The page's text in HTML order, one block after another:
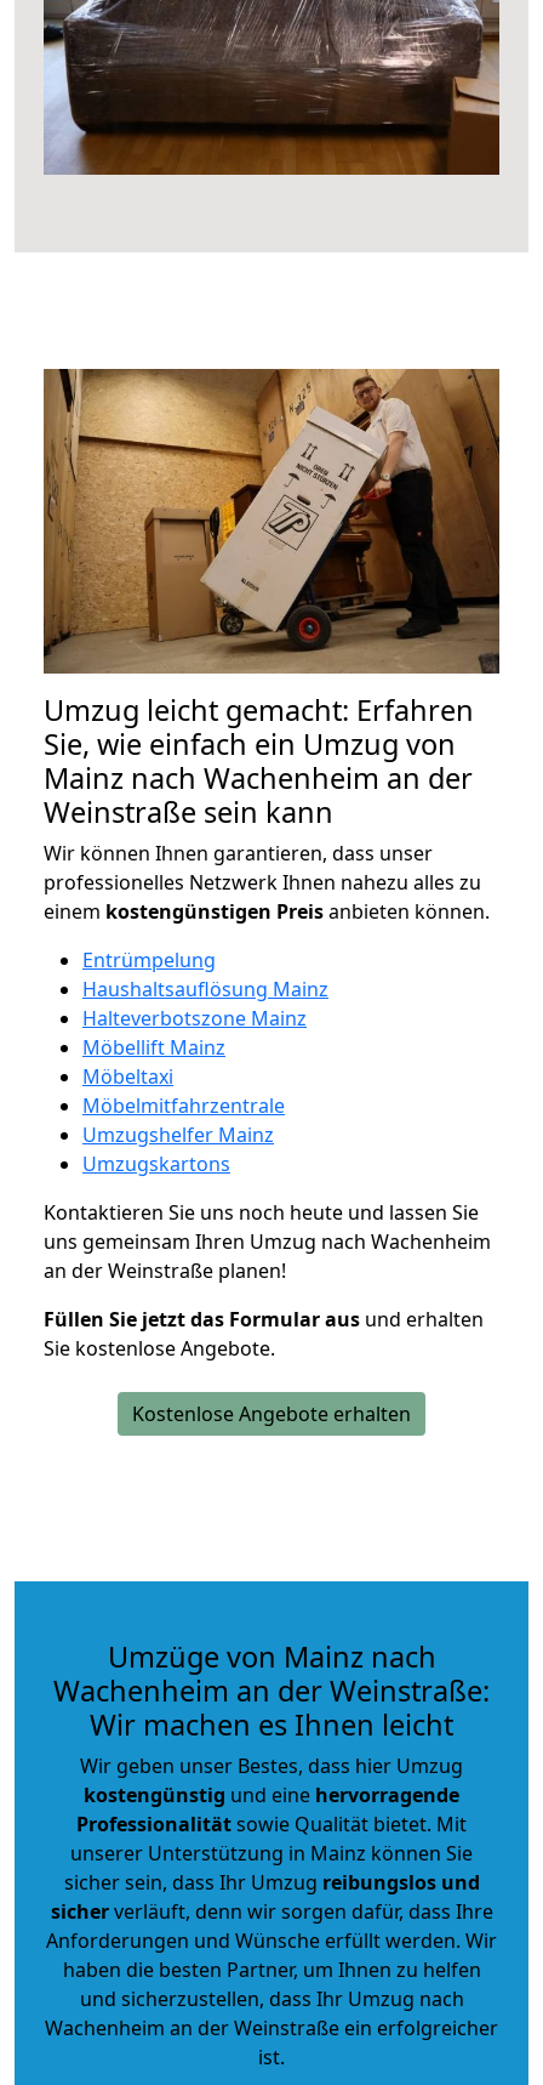
Umzug leicht gemacht: Erfahren
Sie, wie einfach ein Umzug von
Mainz nach Wachenheim an der
Weinstraße sein kann
Wir können Ihnen garantieren, dass unser
professionelles Netzwerk Ihnen nahezu alles zu
einem kostengünstigen Preisanbieten können.
Entrümpelung
Haushaltsauflösung Mainz
Halteverbotszone Mainz
Möbellift Mainz
Möbeltaxi
Möbelmitfahrzentrale
Umzugshelfer Mainz
Umzugskartons
Kontaktieren Sie uns noch heute und lassen Sie
uns gemeinsam Ihren Umzug nach Wachenheim
an der Weinstraße planen!
Füllen Sie jetzt das Formular aus und erhalten
Sie kostenlose Angebote.
Kostenlose Angebote erhalten
Umzüge von Mainz nach
Wachenheim an der Weinstraße:
Wir machen es Ihnen leicht
Wir geben unser Bestes, dass hier Umzug
kostengünstig und eine hervorragende
Professionalitätsowie Qualität bietet. Mit
unserer Unterstützung in Mainz können Sie
sicher sein, dass Ihr Umzug reibungslos und
sicherverläuft, denn wir sorgen dafür, dass Ihre
Anforderungen und Wünsche erfüllt werden. Wir
haben die besten Partner, um Ihnen zu helfen
und sicherzustellen, dass Ihr Umzug nach
Wachenheim an der Weinstraße ein erfolgreicher
ist.